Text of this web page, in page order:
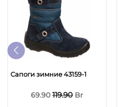
Сапоги зимние 43159-1
69.90 119.90 Br